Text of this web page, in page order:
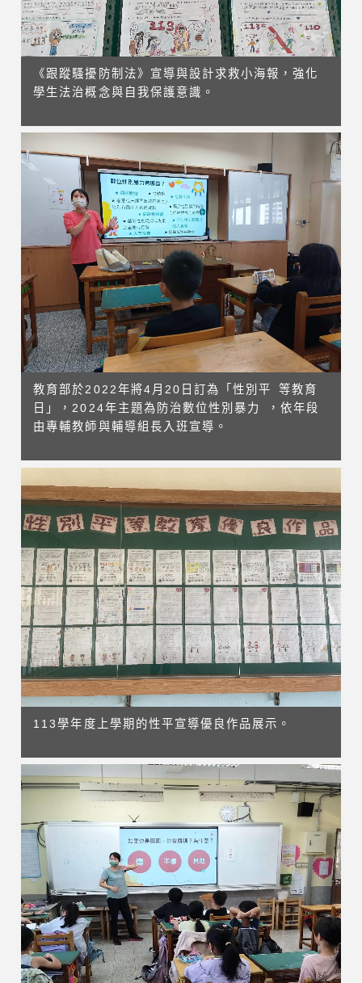
《跟蹤騷擾防制法》宣導與設計求救小海報，強化
學生法治概念與自我保護意識。
教育部於2022年將4月20日訂為「性別平 等教育
日」，2024年主題為防治數位性別暴力 ，依年段
由專輔教師與輔導組長入班宣導。
113學年度上學期的性平宣導優良作品展示。